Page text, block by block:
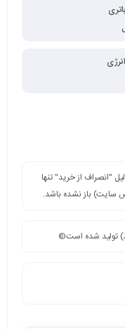
"انصراف از خرید" تنها
سایت) باز نشده باشد.
تولید شده است©️